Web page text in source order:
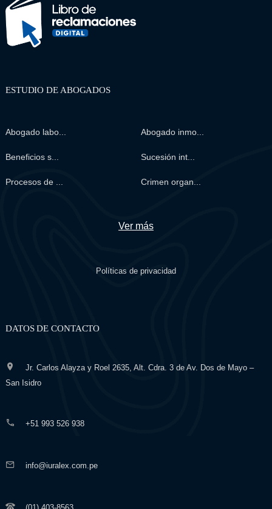
ESTUDIO DE ABOGADOS
Abogado labo... Abogado inmo...
Beneficios s... Sucesión int...
Procesos de ... Crimen organ...
Ver más
Políticas de privacidad
DATOS DE CONTACTO
Jr. Carlos Alayza y Roel 2635, Alt. Cdra. 3 de Av. Dos de Mayo –
San Isidro
+51 993 526 938
info@iuralex.com.pe